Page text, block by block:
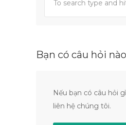
Bạn có câu hỏi
Nếu bạn có câu hỏi
liên hệ chúng tôi.